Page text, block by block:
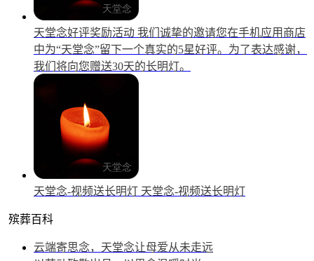
天堂念好评奖励活动 我们诚挚的邀请您在手机应用商店
中为“天堂念”留下一个真实的5星好评。为了表达感谢，
我们将向您赠送30天的长明灯。
天堂念-视频送长明灯 天堂念-视频送长明灯
殡葬百科
云端寄思念，天堂念让母爱从未走远